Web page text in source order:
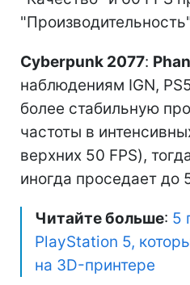
Cyberpunk 2077:
наблюдениям IGN,
более стабильную
частоты в
верхних 50 FPS),
иногда проседает до
Читайте больше: 5
PlayStation 5,
на 3D-принтере